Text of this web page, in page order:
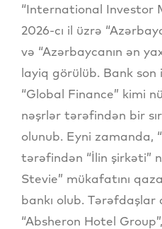
“International Investor
2026-cı il üzrə
və “Azərbaycanın ən
layiq görülüb. Bank son
“Global Finance” kimi
nəşrlər tərəfindən bir
olunub. Eyni zamanda,
tərəfindən “İlin şirkəti”
Stevie” mükafatını
bankı olub. Tərəfdaşlar
“Absheron Hotel